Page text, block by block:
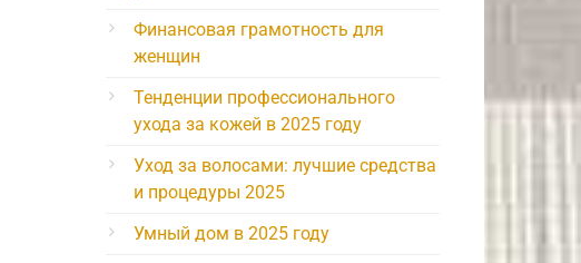
Финансовая грамотность для
женщин
Тенденции профессионального
ухода за кожей в 2025 году
Уход за волосами: лучшие средства
и процедуры 2025
Умный дом в 2025 году